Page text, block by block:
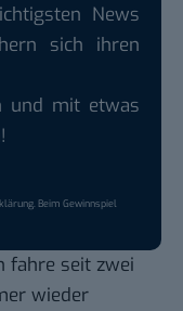
News
sich ihren
und mit etwas
. Beim Gewinnspiel
fahre seit zwei
wieder